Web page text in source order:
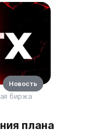
биржа
плана
Новость